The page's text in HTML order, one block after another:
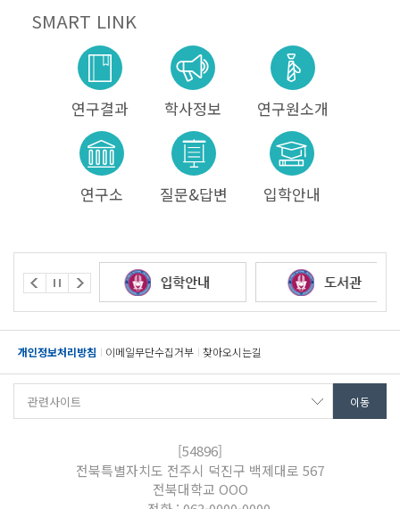
SMART LINK
연구결과 학사정보 연구원소개
연구소 질문&답변 입학안내
개인정보처리방침 이메일무단수집거부 찾아오시는길
[54896]
전북특별자치도 전주시 덕진구 백제대로 567
전북대학교 OOO